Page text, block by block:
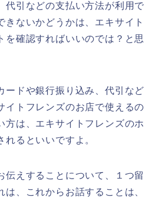
代引などの支払い方法が利用で
きないかどうかは、エキサイト
を確認すればいいのでは？と思
ードや銀行振り込み、代引など
イトフレンズのお店で使えるの
方は、エキサイトフレンズのホ
るといいですよ。
伝えすることについて、１つ留
、これからお話することは、